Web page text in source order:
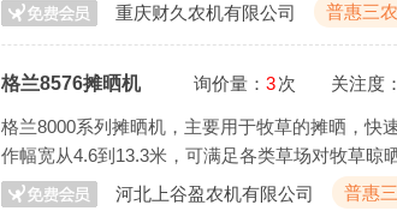
重庆财久农机有限公司 普惠三
格兰8576摊晒机 询价量： 3次 关注度：
格兰8000系列摊晒机，主要用于牧草的摊晒，快
作幅宽从4.6到13.3米，可满足各类草场对牧草晾
河北上谷盈农机有限公司 普惠